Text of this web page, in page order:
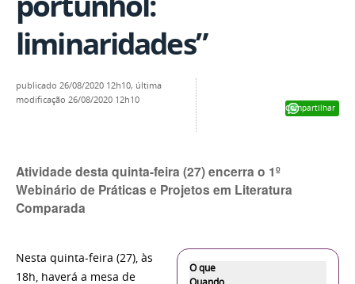
liminaridades”
Compartilhar
publicado 26/08/2020 12h10, última
modificação 26/08/2020 12h10
Atividade desta quinta-feira (27) encerra o 1º
Webinário de Práticas e Projetos em Literatura
Comparada
O que
Nesta quinta-feira (27), às
18h, haverá a mesa de